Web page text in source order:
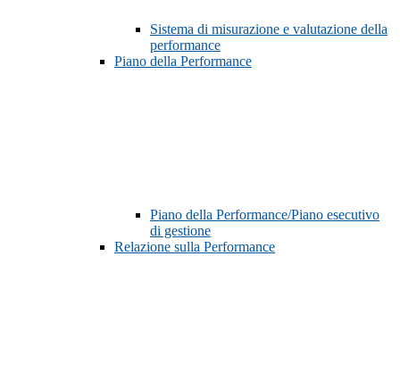
Sistema di misurazione e valutazione della
performance
Piano della Performance
Piano della Performance/Piano esecutivo
di gestione
Relazione sulla Performance